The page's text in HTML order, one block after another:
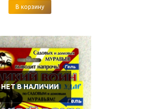
В корзину
НЕТ В НАЛИЧИИ